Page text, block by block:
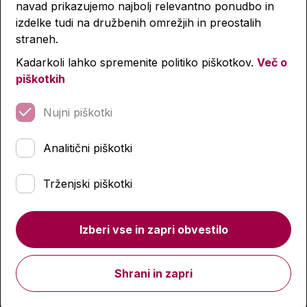
Polna peresnica, Street, Magic
14,99 €
Izdelka trenutno ni na zalogi.Preverite zalogo v
navad prikazujemo najbolj relevantno ponudbo in
izdelke tudi na družbenih omrežjih in preostalih
straneh.
Kadarkoli lahko spremenite politiko piškotkov. Več o
piškotkih
Nujni piškotki
Analitični piškotki
Trženjski piškotki
Izberi vse in zapri obvestilo
Shrani in zapri